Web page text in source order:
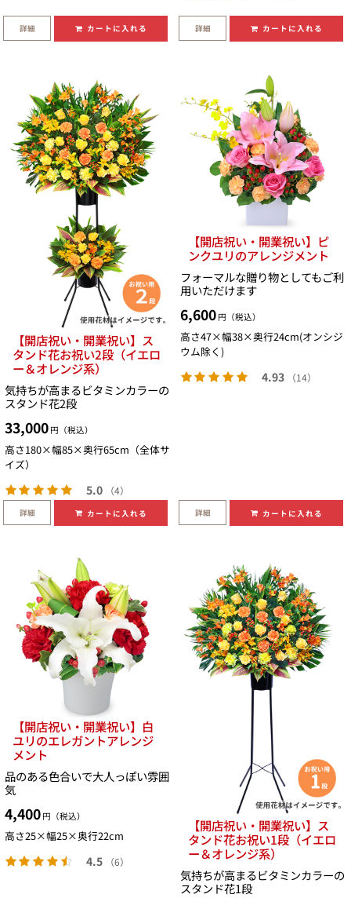
詳細 カートに入れる 詳細 カートに入れる
【開店祝い・開業祝い】ス
タンド花お祝い2段（イエロ
ー＆オレンジ系）
気持ちが高まるビタミンカラーの
スタンド花2段
33,000 円（税込）
高さ180×幅85×奥行65cm（全体サ
イズ）
5.0 （4）
詳細 カートに入れる
【開店祝い・開業祝い】ピ
ンクユリのアレンジメント
フォーマルな贈り物としてもご利
用いただけます
6,600 円（税込）
高さ47×幅38×奥行24cm(オンシジ
ウム除く)
4.93 （14）
詳細 カートに入れる
【開店祝い・開業祝い】白
ユリのエレガントアレンジ
メント
品のある色合いで大人っぽい雰囲
気
4,400 円（税込）
高さ25×幅25×奥行22cm
4.5 （6）
【開店祝い・開業祝い】ス
タンド花お祝い1段（イエロ
ー＆オレンジ系）
気持ちが高まるビタミンカラーの
スタンド花1段